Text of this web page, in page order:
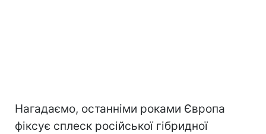
Нагадаємо, останніми роками Європа
фіксує сплеск російської гібридної